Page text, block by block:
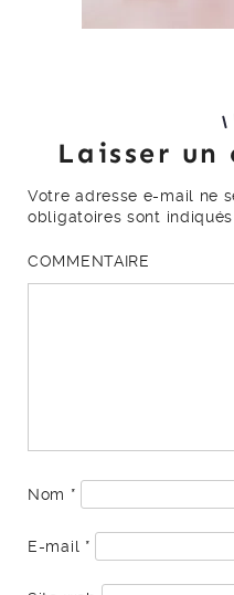
Laisser un
Votre adresse e-mail ne
obligatoires sont
COMMENTAIRE
Nom *
E-mail *